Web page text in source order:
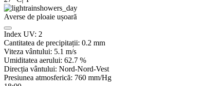
Averse de ploaie ușoară
Index UV: 2
Cantitatea de precipitații: 0.2 mm
Viteza vântului: 5.1 m/s
Umiditatea aerului: 62.7 %
Direcția vântului: Nord-Nord-Vest
Presiunea atmosferică: 760 mm/Hg